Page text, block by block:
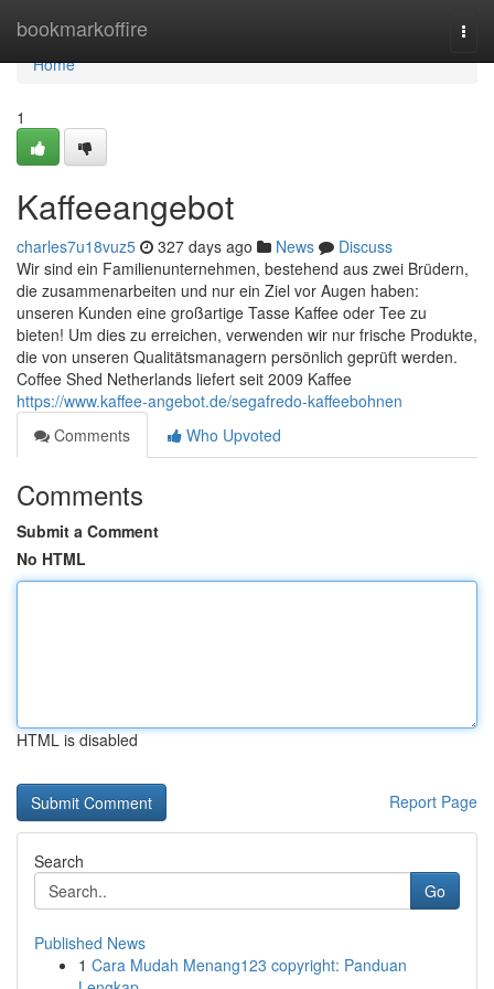
bookmarkoffire
Home
Home
1
Kaffeeangebot
charles7u18vuz5 327 days ago News
Discuss
Wir sind ein Familienunternehmen, bestehend aus zwei Brüdern,
die zusammenarbeiten und nur ein Ziel vor Augen haben:
unseren Kunden eine großartige Tasse Kaffee oder Tee zu
bieten! Um dies zu erreichen, verwenden wir nur frische Produkte,
die von unseren Qualitätsmanagern persönlich geprüft werden.
Coffee Shed Netherlands liefert seit 2009 Kaffee
https://www.kaffee-angebot.de/segafredo-kaffeebohnen
Comments
Who Upvoted
Comments
Submit a Comment
No HTML
HTML is disabled
Report Page
Search
Go
Published News
1 Cara Mudah Menang123 copyright: Panduan